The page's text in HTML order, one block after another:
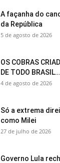
A façanha do
da República
5 de agosto de 2026
OS COBRAS
DE TODO
4 de agosto de 2026
Só a extrema
como Milei
27 de julho de 2026
Governo Lula